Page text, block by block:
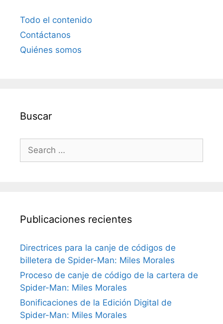
Todo el contenido
Contáctanos
Quiénes somos
Buscar
for:
Publicaciones recientes
Directrices para la canje de códigos de
billetera de Spider-Man: Miles Morales
Proceso de canje de código de la cartera de
Spider-Man: Miles Morales
Bonificaciones de la Edición Digital de
Spider-Man: Miles Morales